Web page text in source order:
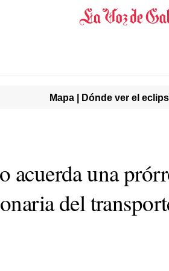
Mapa | Dónde ver el
acuerda una
del